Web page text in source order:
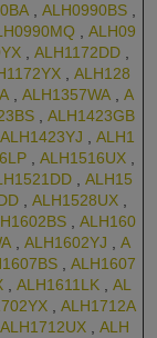
, ALH0990BS ,
, ALH09
, ALH1172DD ,
, ALH128
, ALH1357WA , A
, ALH1423GB
ALH1423YJ , ALH1
, ALH1516UX ,
, ALH15
, ALH1528UX ,
, ALH160
, ALH1602YJ , A
, ALH1607
, ALH1611LK , AL
, ALH1712A
ALH1712UX , ALH